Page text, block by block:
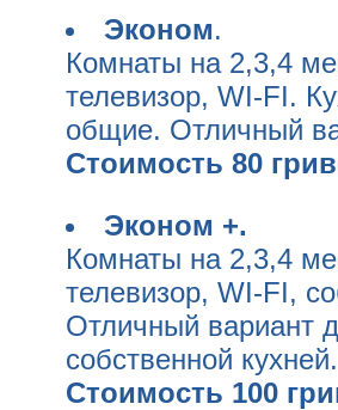
Эконом.
Комнаты на 2,3,4
телевизор, WI-FI.
общие. Отличный
Стоимость 80
Эконом +.
Комнаты на 2,3,4
телевизор, WI-FI,
Отличный вариант
собственной кухней.
Стоимость 100